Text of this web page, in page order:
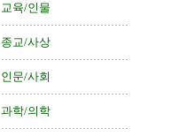
교육/인물
종교/사상
인문/사회
과학/의학